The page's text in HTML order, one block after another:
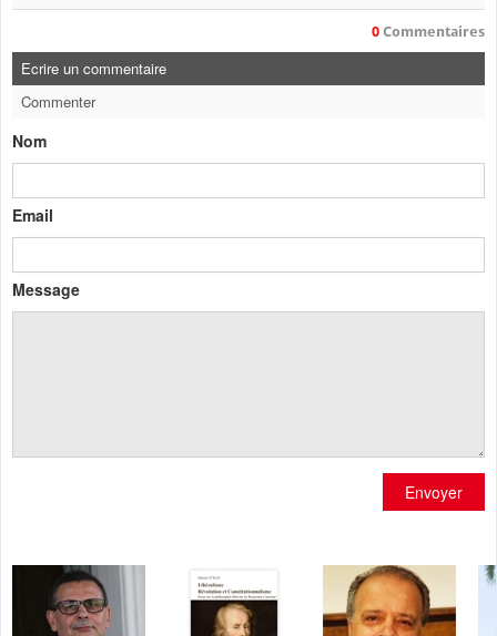
0 Commentaires
Ecrire un commentaire
Commenter
Nom
Email
Message
Envoyer